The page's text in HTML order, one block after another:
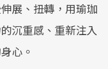
展、扭轉，用瑜珈
沉重感、重新注入
心。